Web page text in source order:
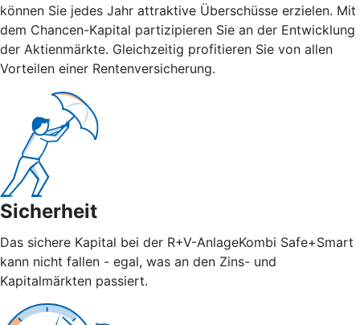
können Sie jedes Jahr attraktive Überschüsse erzielen. Mit
dem Chancen-Kapital partizipieren Sie an der Entwicklung
der Aktienmärkte. Gleichzeitig profitieren Sie von allen
Vorteilen einer Rentenversicherung.
Sicherheit
Das sichere Kapital bei der R+V-AnlageKombi Safe+Smart
kann nicht fallen - egal, was an den Zins- und
Kapitalmärkten passiert.